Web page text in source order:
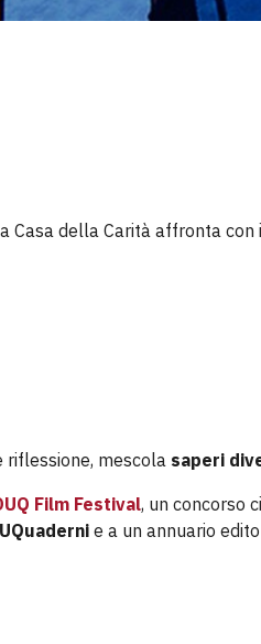
Casa della Carità affronta con
riflessione, mescola saperi
Film Festival, un concorso
e a un annuario